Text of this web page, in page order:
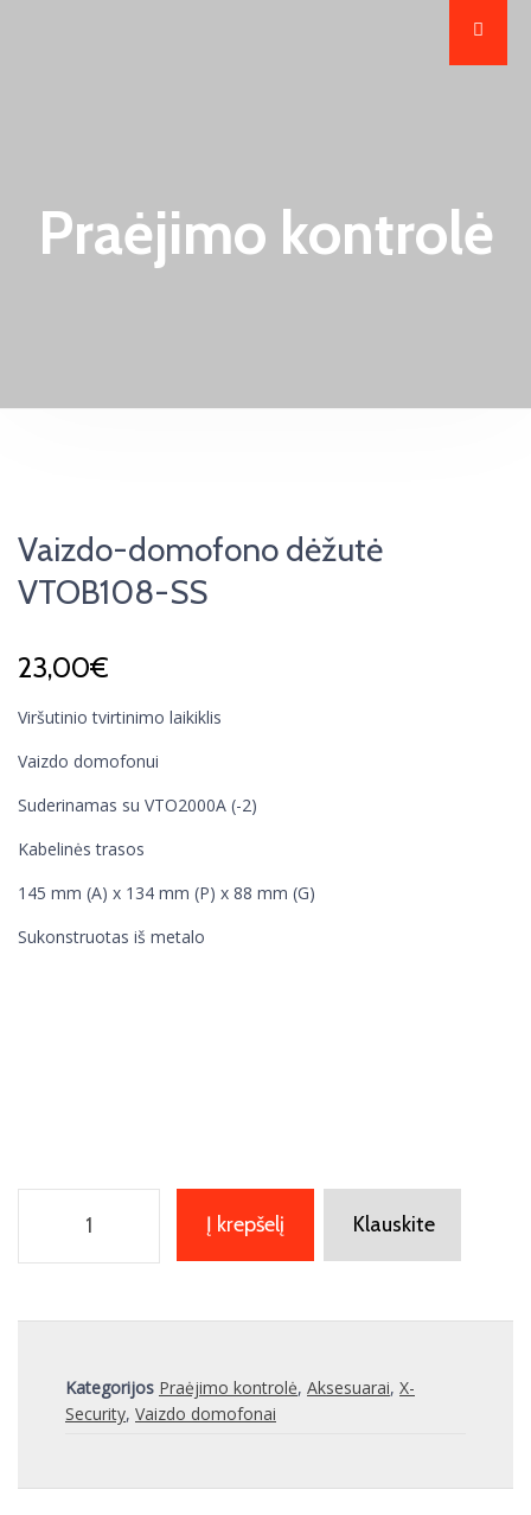
Praėjimo kontrolė
Vaizdo-domofono dėžutė
VTOB108-SS
23,00€
Viršutinio tvirtinimo laikiklis
Vaizdo domofonui
Suderinamas su VTO2000A (-2)
Kabelinės trasos
145 mm (A) x 134 mm (P) x 88 mm (G)
Sukonstruotas iš metalo
Į krepšelį Klauskite
Kategorijos Praėjimo kontrolė, Aksesuarai, X-
Security, Vaizdo domofonai